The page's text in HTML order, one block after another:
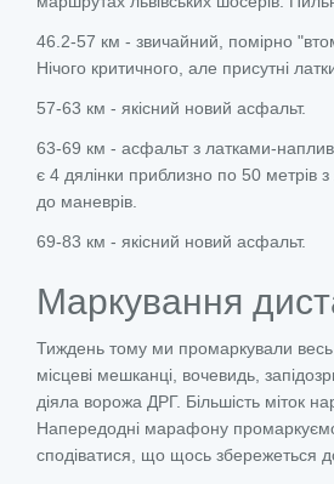
46.2-57 км - звичайний, помірно
Нічого критичного, але присутні
57-63 км - якісний новий асфальт.
63-69 км - асфальт з латками-
є 4 дялінки приблизно по 50 метрів
до маневрів.
69-83 км - якісний новий асфальт.
Маркування
Тиждень тому ми промаркували
місцеві мешканці, вочевидь,
діяла ворожа ДРГ. Більшість міток
Напередодні марафону
сподіватися, що щось збережеться